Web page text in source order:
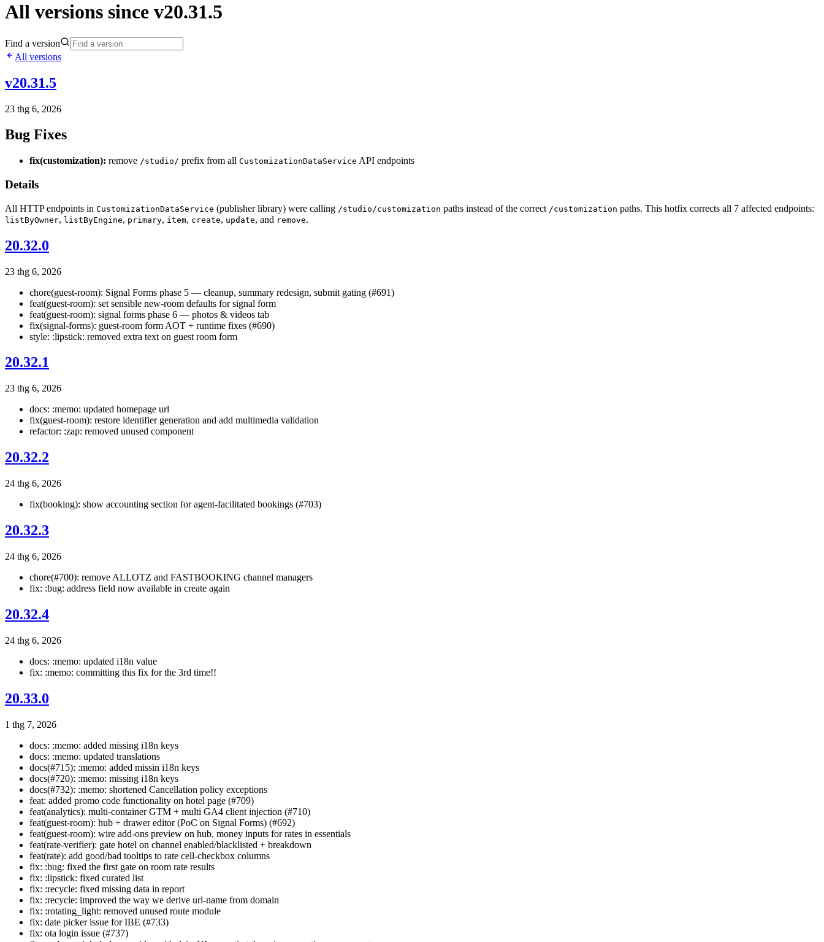
All versions since v20.31.5
Find a version
All versions
v20.31.5
23 thg 6, 2026
Bug Fixes
fix(customization): remove /studio/ prefix from all CustomizationDataService API endpoints
Details
All HTTP endpoints in CustomizationDataService (publisher library) were calling /studio/customization paths instead of the correct /customization paths. This hotfix corrects all 7 affected endpoints:
listByOwner, listByEngine, primary, item, create, update, and remove.
20.32.0
23 thg 6, 2026
chore(guest-room): Signal Forms phase 5 — cleanup, summary redesign, submit gating (#691)
feat(guest-room): set sensible new-room defaults for signal form
feat(guest-room): signal forms phase 6 — photos & videos tab
fix(signal-forms): guest-room form AOT + runtime fixes (#690)
style: :lipstick: removed extra text on guest room form
20.32.1
23 thg 6, 2026
docs: :memo: updated homepage url
fix(guest-room): restore identifier generation and add multimedia validation
refactor: :zap: removed unused component
20.32.2
24 thg 6, 2026
fix(booking): show accounting section for agent-facilitated bookings (#703)
20.32.3
24 thg 6, 2026
chore(#700): remove ALLOTZ and FASTBOOKING channel managers
fix: :bug: address field now available in create again
20.32.4
24 thg 6, 2026
docs: :memo: updated i18n value
fix: :memo: committing this fix for the 3rd time!!
20.33.0
1 thg 7, 2026
docs: :memo: added missing i18n keys
docs: :memo: updated translations
docs(#715): :memo: added missin i18n keys
docs(#720): :memo: missing i18n keys
docs(#732): :memo: shortened Cancellation policy exceptions
feat: added promo code functionality on hotel page (#709)
feat(analytics): multi-container GTM + multi GA4 client injection (#710)
feat(guest-room): hub + drawer editor (PoC on Signal Forms) (#692)
feat(guest-room): wire add-ons preview on hub, money inputs for rates in essentials
feat(rate-verifier): gate hotel on channel enabled/blacklisted + breakdown
feat(rate): add good/bad tooltips to rate cell-checkbox columns
fix: :bug: fixed the first gate on room rate results
fix: :lipstick: fixed curated list
fix: :recycle: fixed missing data in report
fix: :recycle: improved the way we derive url-name from domain
fix: :rotating_light: removed unused route module
fix: date picker issue for IBE (#733)
fix: ota login issue (#737)